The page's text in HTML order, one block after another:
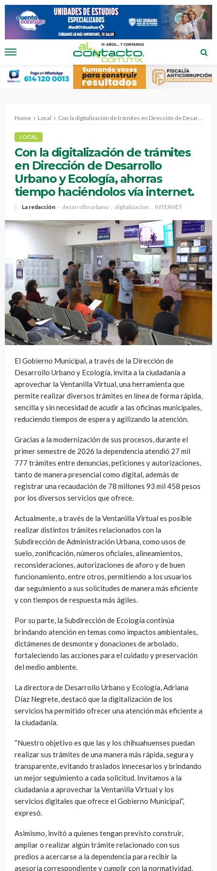
Home Local Con la digitalización de trámites en Dirección de Desarrollo Urbano y Ecología, ahorras tiempo haciéndolos vía internet.
LOCAL
Con la digitalización de trámites
en Dirección de Desarrollo
Urbano y Ecología, ahorras
tiempo haciéndolos vía internet.
La redacción desarrollo urbano digitalizacion INTERNET
El Gobierno Municipal, a través de la Dirección de
Desarrollo Urbano y Ecología, invita a la ciudadanía a
aprovechar la Ventanilla Virtual, una herramienta que
permite realizar diversos trámites en línea de forma rápida,
sencilla y sin necesidad de acudir a las oficinas municipales,
reduciendo tiempos de espera y agilizando la atención.
Gracias a la modernización de sus procesos, durante el
primer semestre de 2026 la dependencia atendió 27 mil
777 trámites entre denuncias, peticiones y autorizaciones,
tanto de manera presencial como digital, además de
registrar una recaudación de 78 millones 93 mil 458 pesos
por los diversos servicios que ofrece.
Actualmente, a través de la Ventanilla Virtual es posible
realizar distintos trámites relacionados con la
Subdirección de Administración Urbana, como usos de
suelo, zonificación, números oficiales, alineamientos,
reconsideraciones, autorizaciones de aforo y de buen
funcionamiento, entre otros, permitiendo a los usuarios
dar seguimiento a sus solicitudes de manera más eficiente
y con tiempos de respuesta más ágiles.
Por su parte, la Subdirección de Ecología continúa
brindando atención en temas como impactos ambientales,
dictámenes de desmonte y donaciones de arbolado,
fortaleciendo las acciones para el cuidado y preservación
del medio ambiente.
La directora de Desarrollo Urbano y Ecología, Adriana
Díaz Negrete, destacó que la digitalización de los
servicios ha permitido ofrecer una atención más eficiente a
la ciudadanía.
“Nuestro objetivo es que las y los chihuahuenses puedan
realizar sus trámites de una manera más rápida, segura y
transparente, evitando traslados innecesarios y brindando
un mejor seguimiento a cada solicitud. Invitamos a la
ciudadanía a aprovechar la Ventanilla Virtual y los
servicios digitales que ofrece el Gobierno Municipal”,
expresó.
Asimismo, invitó a quienes tengan previsto construir,
ampliar o realizar algún trámite relacionado con sus
predios a acercarse a la dependencia para recibir la
asesoría correspondiente y cumplir con la normatividad,